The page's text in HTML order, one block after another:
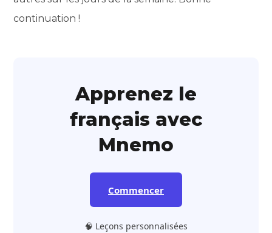
continuation !
Apprenez le
français avec
Mnemo
Commencer
🧠 Leçons personnalisées